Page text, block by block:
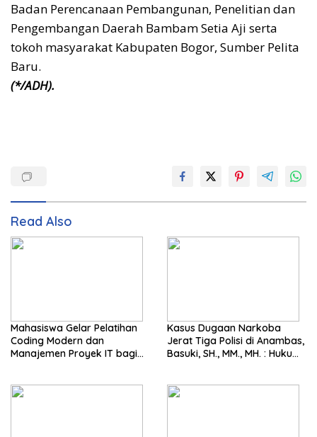
Badan Perencanaan Pembangunan, Penelitian dan
Pengembangan Daerah Bambam Setia Aji serta
tokoh masyarakat Kabupaten Bogor, Sumber Pelita
Baru.
(*/ADH).
Read Also
Mahasiswa Gelar Pelatihan
Coding Modern dan
Manajemen Proyek IT bagi
Kasus Dugaan Narkoba
Jerat Tiga Polisi di Anambas,
Basuki, SH., MM., MH. : Hukum